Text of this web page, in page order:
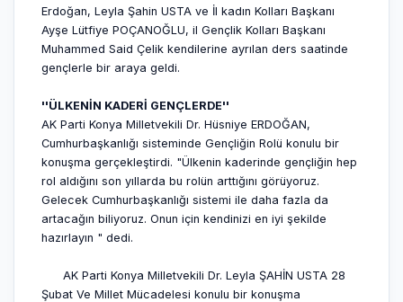
Erdoğan, Leyla Şahin USTA ve İl kadın Kolları Başkanı
Ayşe Lütfiye POÇANOĞLU, il Gençlik Kolları Başkanı
Muhammed Said Çelik kendilerine ayrılan ders saatinde
gençlerle bir araya geldi.
''ÜLKENİN KADERİ GENÇLERDE''
AK Parti Konya Milletvekili Dr. Hüsniye ERDOĞAN,
Cumhurbaşkanlığı sisteminde Gençliğin Rolü konulu bir
konuşma gerçekleştirdi. "Ülkenin kaderinde gençliğin hep
rol aldığını son yıllarda bu rolün arttığını görüyoruz.
Gelecek Cumhurbaşkanlığı sistemi ile daha fazla da
artacağın biliyoruz. Onun için kendinizi en iyi şekilde
hazırlayın " dedi.
AK Parti Konya Milletvekili Dr. Leyla ŞAHİN USTA 28
Şubat Ve Millet Mücadelesi konulu bir konuşma